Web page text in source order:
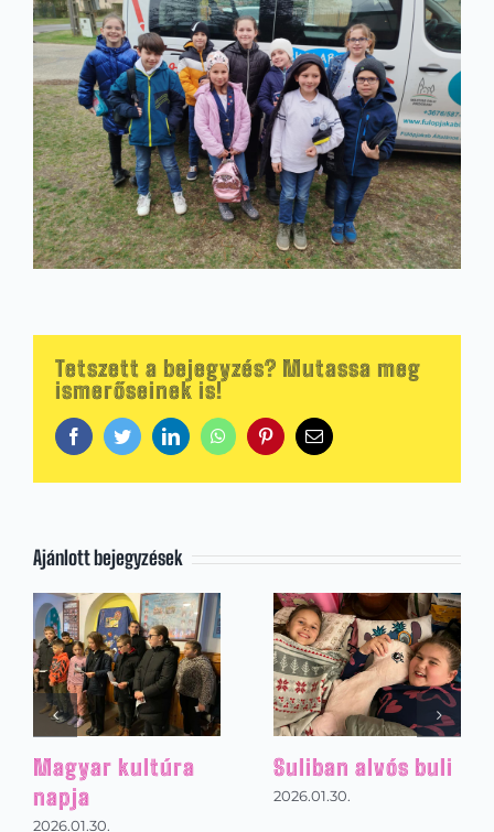
Tetszett a bejegyzés? Mutassa meg
ismerőseinek is!
FacebookTwitterLinkedInWhatsAppPinterestEmail:
Ajánlott bejegyzések
Magyar kultúra
napja
2026.01.30.
Suliban alvós buli
2026.01.30.